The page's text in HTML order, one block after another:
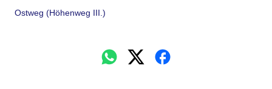
Ostweg (Höhenweg III.)